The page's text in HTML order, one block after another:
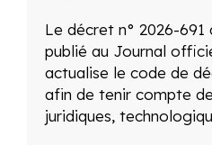
Le décret n° 2026-691
publié au Journal
actualise le code de
afin de tenir compte
juridiques,